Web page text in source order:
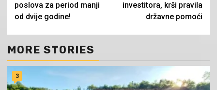
poslova za period manji
od dvije godine!
investitora, krši pravila
državne pomoći
MORE STORIES
3